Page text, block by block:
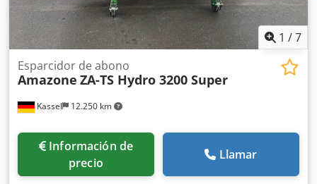
1 /7
Kassel 12.250 km
Esparcidor de abono
Amazone ZA-TS Hydro 3200 Super
Información de
precio
Llamar